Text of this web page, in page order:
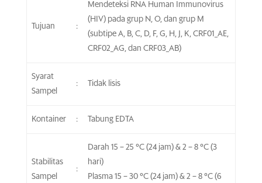
Tujuan :
Mendeteksi RNA Human Immunovirus
(HIV) pada grup N, O, dan grup M
(subtipe A, B, C, D, F, G, H, J, K, CRF01_AE,
CRF02_AG, dan CRF03_AB)
Syarat
Sampel
: Tidak lisis
Kontainer : Tabung EDTA
Stabilitas
Sampel
:
Darah 15 – 25 °C (24 jam) & 2 – 8 °C (3
hari)
Plasma 15 – 30 °C (24 jam) & 2 – 8 °C (6